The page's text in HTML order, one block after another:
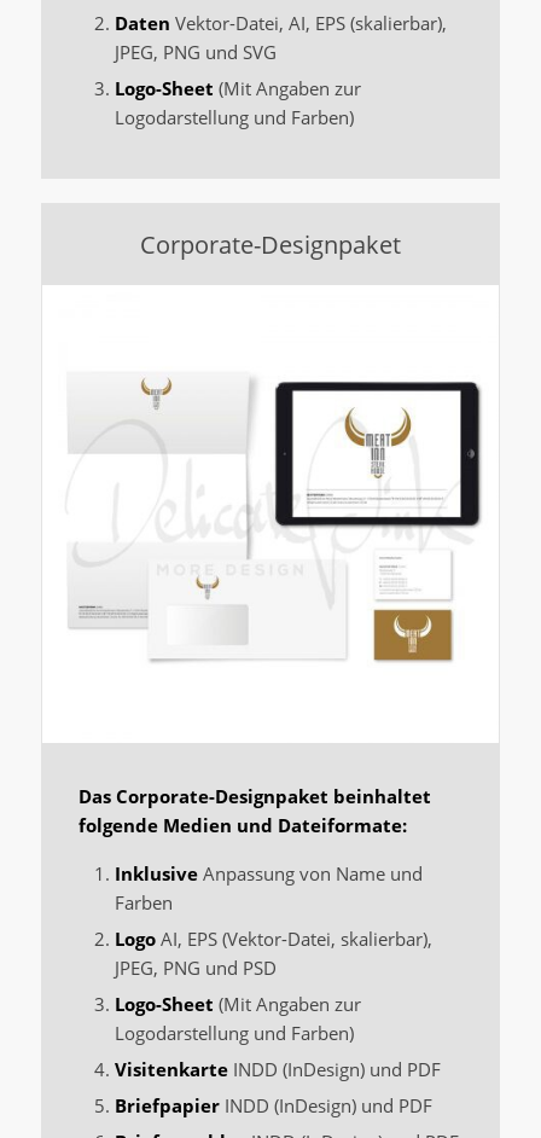
Daten Vektor-Datei, AI, EPS (skalierbar),
JPEG, PNG und SVG
Logo-Sheet (Mit Angaben zur
Logodarstellung und Farben)
Corporate-Designpaket
Das Corporate-Designpaket beinhaltet
folgende Medien und Dateiformate:
InklusiveAnpassung von Name und
Farben
LogoAI, EPS (Vektor-Datei, skalierbar),
JPEG, PNG und PSD
Logo-Sheet (Mit Angaben zur
Logodarstellung und Farben)
VisitenkarteINDD (InDesign) und PDF
BriefpapierINDD (InDesign) und PDF